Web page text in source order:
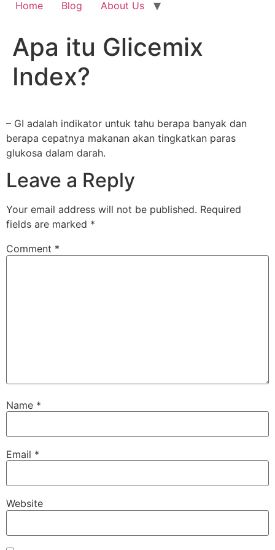
Home Blog About Us
Apa itu Glicemix
Index?
– GI adalah indikator untuk tahu berapa banyak dan
berapa cepatnya makanan akan tingkatkan paras
glukosa dalam darah.
Leave a Reply
Your email address will not be published. Required
fields are marked *
Comment *
Name *
Email *
Website